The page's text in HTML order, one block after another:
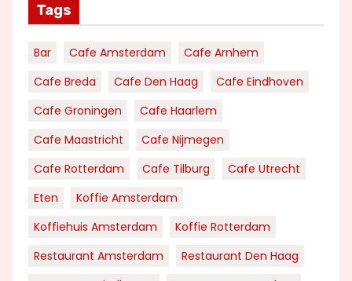
Tags
Bar Cafe Amsterdam
Cafe Arnhem
Cafe Breda
Cafe Den Haag
Cafe Eindhoven
Cafe Groningen
Cafe Haarlem
Cafe Maastricht
Cafe Nijmegen
Cafe Rotterdam
Cafe Tilburg
Cafe Utrecht
Eten
Koffie Amsterdam
Koffiehuis Amsterdam
Koffie Rotterdam
Restaurant Amsterdam
Restaurant Den Haag